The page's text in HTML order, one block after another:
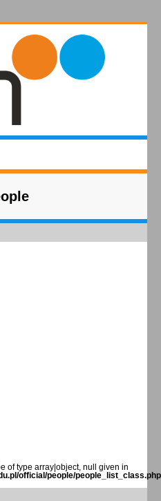
of type array|object, null given in
official/people/people_list_class.php